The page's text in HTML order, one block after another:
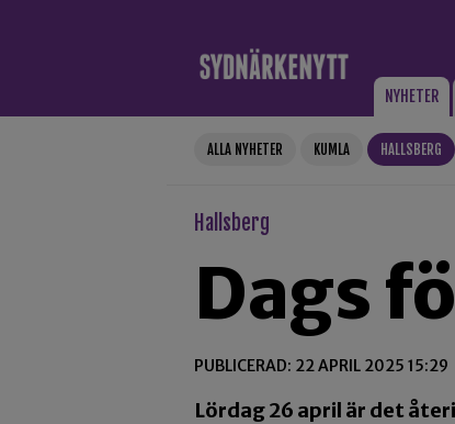
NYHETER
ALLA NYHETER KUMLA HALLSBERG
Hallsberg
Dags
PUBLICERAD: 22 APRIL 2025 15:29
Lördag 26 april är det